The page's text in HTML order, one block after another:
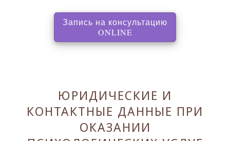
Запись на консультацию
ONLINE, перенаправляет на
ЮРИДИЧЕСКИЕ И
КОНТАКТНЫЕ ДАННЫЕ ПРИ
ОКАЗАНИИ